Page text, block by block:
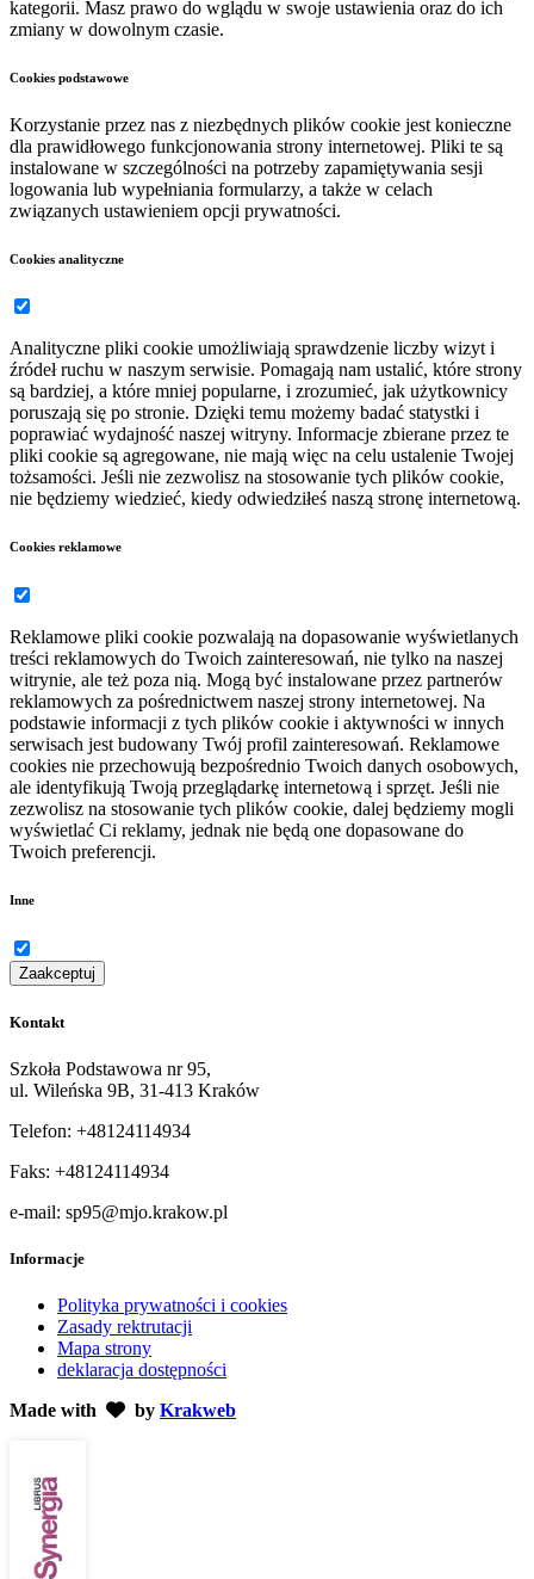
kategorii. Masz prawo do wglądu w swoje ustawienia oraz do ich
zmiany w dowolnym czasie.
Cookies podstawowe
Korzystanie przez nas z niezbędnych plików cookie jest konieczne
dla prawidłowego funkcjonowania strony internetowej. Pliki te są
instalowane w szczególności na potrzeby zapamiętywania sesji
logowania lub wypełniania formularzy, a także w celach
związanych ustawieniem opcji prywatności.
Cookies analityczne
Analityczne pliki cookie umożliwiają sprawdzenie liczby wizyt i
źródeł ruchu w naszym serwisie. Pomagają nam ustalić, które strony
są bardziej, a które mniej popularne, i zrozumieć, jak użytkownicy
poruszają się po stronie. Dzięki temu możemy badać statystki i
poprawiać wydajność naszej witryny. Informacje zbierane przez te
pliki cookie są agregowane, nie mają więc na celu ustalenie Twojej
tożsamości. Jeśli nie zezwolisz na stosowanie tych plików cookie,
nie będziemy wiedzieć, kiedy odwiedziłeś naszą stronę internetową.
Cookies reklamowe
Reklamowe pliki cookie pozwalają na dopasowanie wyświetlanych
treści reklamowych do Twoich zainteresowań, nie tylko na naszej
witrynie, ale też poza nią. Mogą być instalowane przez partnerów
reklamowych za pośrednictwem naszej strony internetowej. Na
podstawie informacji z tych plików cookie i aktywności w innych
serwisach jest budowany Twój profil zainteresowań. Reklamowe
cookies nie przechowują bezpośrednio Twoich danych osobowych,
ale identyfikują Twoją przeglądarkę internetową i sprzęt. Jeśli nie
zezwolisz na stosowanie tych plików cookie, dalej będziemy mogli
wyświetlać Ci reklamy, jednak nie będą one dopasowane do
Twoich preferencji.
Inne
Zaakceptuj
Kontakt
Szkoła Podstawowa nr 95,
ul. Wileńska 9B, 31-413 Kraków
Telefon: +48124114934
Faks: +48124114934
e-mail: sp95@mjo.krakow.pl
Informacje
Polityka prywatności i cookies
Zasady rektrutacji
Mapa strony
deklaracja dostępności
Made with
by Krakweb